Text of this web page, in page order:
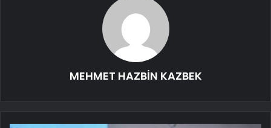
MEHMET HAZBİN KAZBEK